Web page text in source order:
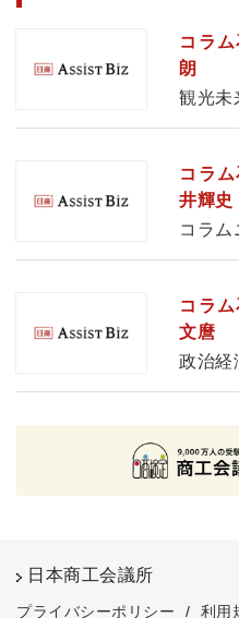
コラ
朗
観光未
コラ
井輝史
コラム
コラ
文麿
政治経
日本商工会議所
プライバシーポリシー / 利用